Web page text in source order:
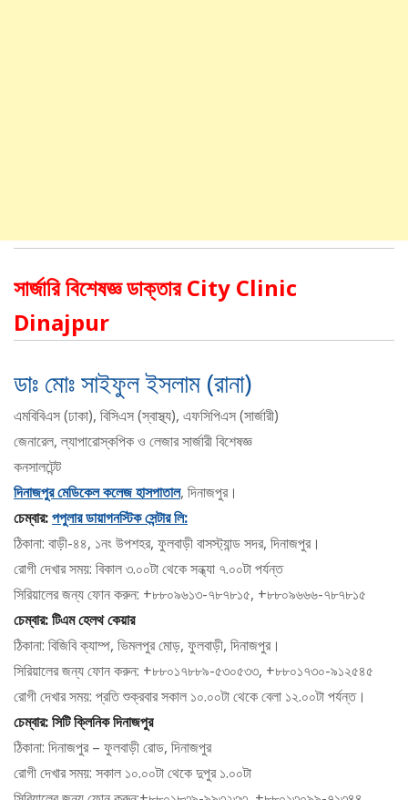
সার্জারি বিশেষজ্ঞ ডাক্তার City Clinic
Dinajpur
ডাঃ মোঃ সাইফুল ইসলাম (রানা)
এমবিবিএস (ঢাকা), বিসিএস (স্বাস্থ্য), এফসিপিএস (সার্জারী)
জেনারেল, ল্যাপারোস্কপিক ও লেজার সার্জারী বিশেষজ্ঞ
কনসালটেন্ট
দিনাজপুর মেডিকেল কলেজ হাসপাতাল, দিনাজপুর।
চেম্বার:পপুলার ডায়াগনস্টিক সেন্টার লি:
ঠিকানা: বাড়ী-৪৪, ১নং উপশহর, ফুলবাড়ী বাসস্ট্যান্ড সদর, দিনাজপুর।
রোগী দেখার সময়: বিকাল ৩.০০টা থেকে সন্ধ্যা ৭.০০টা পর্যন্ত
সিরিয়ালের জন্য ফোন করুন: +৮৮০৯৬১৩-৭৮৭৮১৫, +৮৮০৯৬৬৬-৭৮৭৮১৫
চেম্বার: টিএম হেলথ কেয়ার
ঠিকানা: বিজিবি ক্যাম্প, ভিমলপুর মোড়, ফুলবাড়ী, দিনাজপুর।
সিরিয়ালের জন্য ফোন করুন: +৮৮০১৭৮৮৯-৫৩০৫৩৩, +৮৮০১৭৩০-৯১২৫৪৫
রোগী দেখার সময়: প্রতি শুক্রবার সকাল ১০.০০টা থেকে বেলা ১২.০০টা পর্যন্ত।
চেম্বার: সিটি ক্লিনিক দিনাজপুর
ঠিকানা: দিনাজপুর – ফুলবাড়ী রোড, দিনাজপুর
রোগী দেখার সময়: সকাল ১০.০০টা থেকে দুপুর ১.০০টা